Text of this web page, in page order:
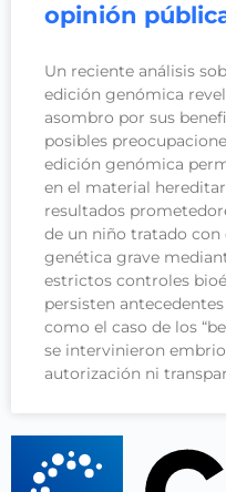
opinión
Un reciente análisis
edición genómica
asombro por sus
posibles
edición genómica
en el material
resultados
de un niño tratado con
genética grave
estrictos controles
persisten
como el caso de los
se intervinieron
autorización ni